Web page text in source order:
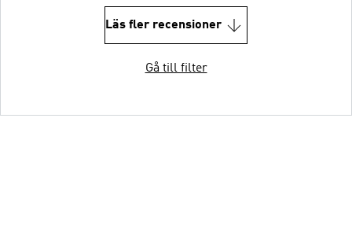
Läs fler recensioner
Gå till filter